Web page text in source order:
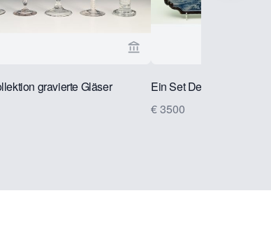
von Limburg Antiquairs ansehenVerkaeuferseite von
gravierte Gläser
Ein Set Delfter Plaketten
€ 3500